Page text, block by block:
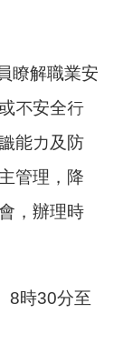
瞭解職業安
不安全行
能力及防
管理，降
，辦理時
8時30分至